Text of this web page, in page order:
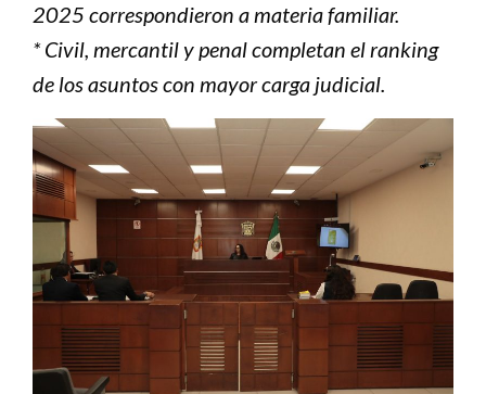
2025 correspondieron a materia familiar.
* Civil, mercantil y penal completan el ranking
de los asuntos con mayor carga judicial.